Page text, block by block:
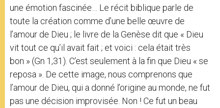
une émotion fascinée… Le récit biblique parle de
toute la création comme d’une belle œuvre de
l’amour de Dieu ; le livre de la Genèse dit que « Dieu
vit tout ce qu’il avait fait ; et voici : cela était très
bon » (Gn 1,31). C’est seulement à la fin que Dieu « se
reposa ». De cette image, nous comprenons que
l’amour de Dieu, qui a donné l’origine au monde, ne fut
pas une décision improvisée. Non ! Ce fut un beau